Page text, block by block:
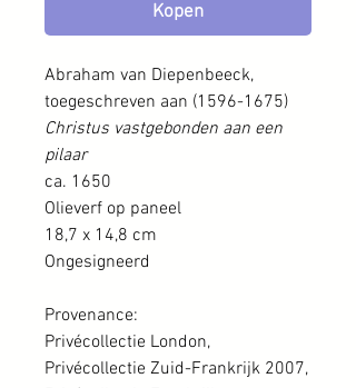
Kopen
Abraham van Diepenbeeck,
toegeschreven aan (1596-1675)
Christus vastgebonden aan een
pilaar
ca. 1650
Olieverf op paneel
18,7 x 14,8 cm
Ongesigneerd
Provenance:
Privécollectie London,
Privécollectie Zuid-Frankrijk 2007,